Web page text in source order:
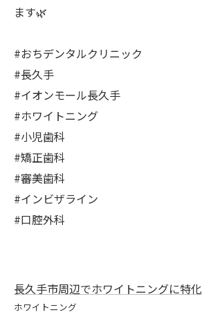
ます🌿
#おちデンタルクリニック
#長久手
#イオンモール長久手
#ホワイトニング
#小児歯科
#矯正歯科
#審美歯科
#インビザライン
#口腔外科
長久手市周辺でホワイトニングに特化
ホワイトニング